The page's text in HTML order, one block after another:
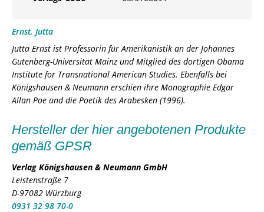
Ernst, Jutta
Jutta Ernst ist Professorin für Amerikanistik an der Johannes
Gutenberg-Universität Mainz und Mitglied des dortigen Obama
Institute for Transnational American Studies. Ebenfalls bei
Königshausen & Neumann erschien ihre Monographie Edgar
Allan Poe und die Poetik des Arabesken (1996).
Hersteller der hier angebotenen Produkte
gemäß GPSR
Verlag Königshausen & Neumann GmbH
Leistenstraße 7
D-97082 Würzburg
0931 32 98 70-0